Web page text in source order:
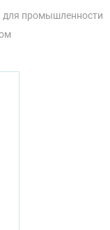
для промышленности